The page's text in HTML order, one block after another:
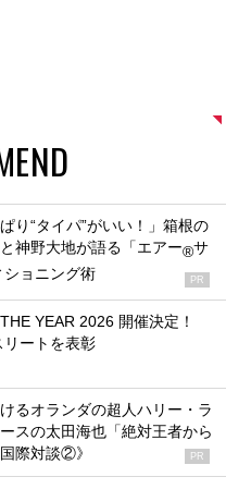
り“タイパ”がいい！」箱根の
神野大地が語る「エアー®サ
ショニング術 PR
YEAR 2026 開催決定！
ートを表彰
るオランダの超人ハリー・ラ
スの太田海也「絶対王者から
際対談②》
PR